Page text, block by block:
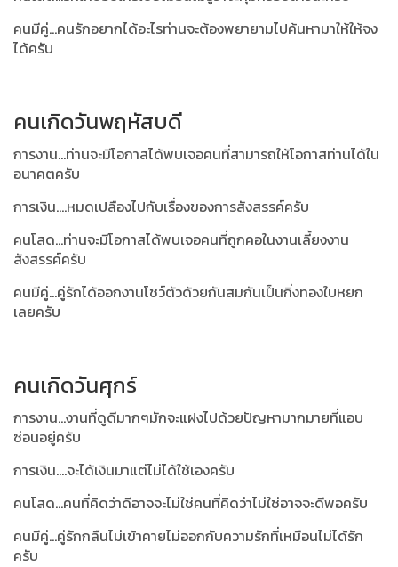
คนมีคู่...คนรักอยากได้อะไรท่านจะต้องพยายามไปค้นหามาให้ให้จง
ได้ครับ
คนเกิดวันพฤหัสบดี
การงาน...ท่านจะมีโอกาสได้พบเจอคนที่สามารถให้โอกาสท่านได้ใน
อนาคตครับ
การเงิน....หมดเปลืองไปกับเรื่องของการสังสรรค์ครับ
คนโสด...ท่านจะมีโอกาสได้พบเจอคนที่ถูกคอในงานเลี้ยงงาน
สังสรรค์ครับ
คนมีคู่...คู่รักได้ออกงานโชว์ตัวด้วยกันสมกันเป็นกิ่งทองใบหยก
เลยครับ
คนเกิดวันศุกร์
การงาน...งานที่ดูดีมากๆมักจะแฝงไปด้วยปัญหามากมายที่แอบ
ซ่อนอยู่ครับ
การเงิน....จะได้เงินมาแต่ไม่ได้ใช้เองครับ
คนโสด...คนที่คิดว่าดีอาจจะไม่ใช่คนที่คิดว่าไม่ใช่อาจจะดีพอครับ
คนมีคู่...คู่รักกลืนไม่เข้าคายไม่ออกกับความรักที่เหมือนไม่ได้รัก
ครับ